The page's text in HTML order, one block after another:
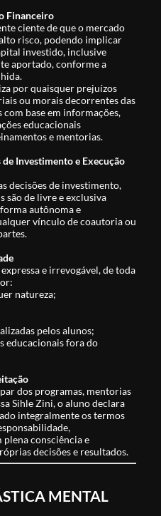
Financeiro
ciente de que o mercado
risco, podendo implicar
investido, inclusive
aportado, conforme a
por quaisquer prejuízos
ou morais decorrentes das
com base em informações,
educacionais
e mentorias.
Investimento e Execução
decisões de investimento,
são de livre e exclusiva
autônoma e
vínculo de coautoria ou
e irrevogável, de toda
natureza;
pelos alunos;
educacionais fora do
dos programas, mentorias
Sihle Zini, o aluno declara
integralmente os termos
consciência e
decisões e resultados.
MENTAL